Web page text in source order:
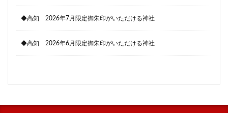
◆高知 2026年7月限定御朱印がいただける神社
◆高知 2026年6月限定御朱印がいただける神社